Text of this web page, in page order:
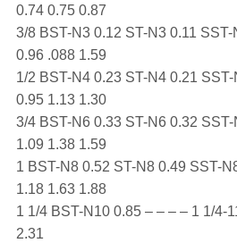
0.74 0.75 0.87
3/8 BST-N3 0.12 ST-N3 0.11
0.96 .088 1.59
1/2 BST-N4 0.23 ST-N4 0.21
0.95 1.13 1.30
3/4 BST-N6 0.33 ST-N6 0.32
1.09 1.38 1.59
1 BST-N8 0.52 ST-N8 0.49 SST-
1.18 1.63 1.88
1 1/4 BST-N10 0.85 – – – – 1 1/4-
2.31